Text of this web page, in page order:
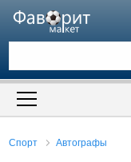
Искать также в описании
Спорт Автографы